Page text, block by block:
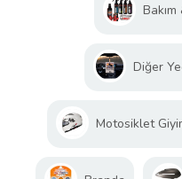
Diğer
Motosiklet